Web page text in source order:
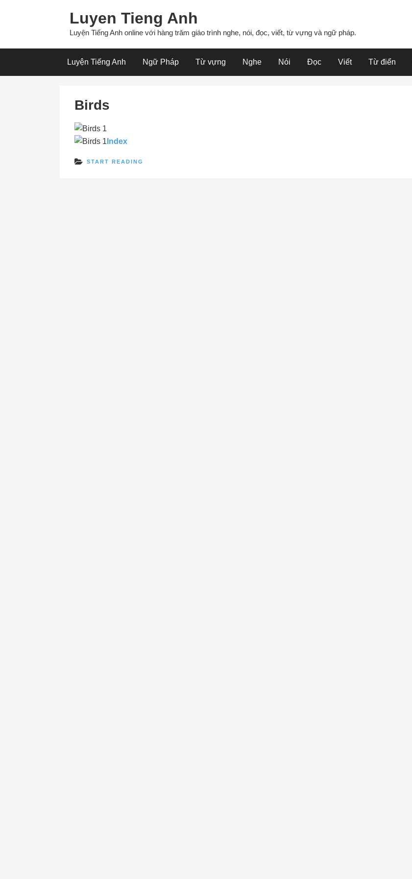
Luyen Tieng Anh
Luyện Tiếng Anh online với hàng trăm giáo trình nghe, nói, đọc, viết, từ vựng và ngữ pháp.
Luyện Tiếng Anh Ngữ Pháp Từ vựng Nghe Nói Đọc Viết Từ điển
Birds
Index
START READING